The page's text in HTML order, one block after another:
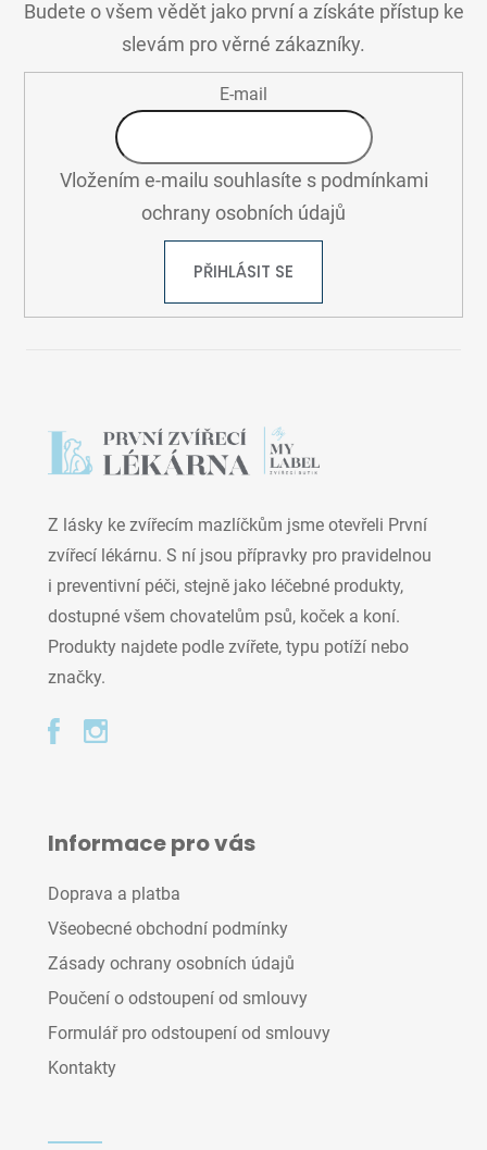
Budete o všem vědět jako první a získáte přístup ke
slevám pro věrné zákazníky.
E-mail
Vložením e-mailu souhlasíte s podmínkami
ochrany osobních údajů
PŘIHLÁSIT SE
Z lásky ke zvířecím mazlíčkům jsme otevřeli První
zvířecí lékárnu. S ní jsou přípravky pro pravidelnou
i preventivní péči, stejně jako léčebné produkty,
dostupné všem chovatelům psů, koček a koní.
Produkty najdete podle zvířete, typu potíží nebo
značky.
Informace pro vás
Doprava a platba
Všeobecné obchodní podmínky
Zásady ochrany osobních údajů
Poučení o odstoupení od smlouvy
Formulář pro odstoupení od smlouvy
Kontakty